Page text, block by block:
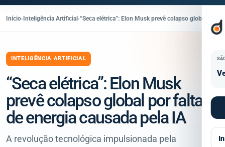
Início›Inteligência Artificial›“Seca elétrica”: Elon Musk prevê colapso global por
INTELIGÊNCIA ARTIFICIAL
“Seca elétrica”: Elon Musk
prevê colapso global por falta
de energia causada pela IA
A revolução tecnológica impulsionada pela